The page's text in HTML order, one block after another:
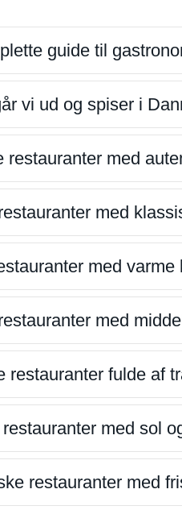
guide til
vi ud og spiser i
restauranter med
med
med varme
med
restauranter fulde af
med sol
restauranter med